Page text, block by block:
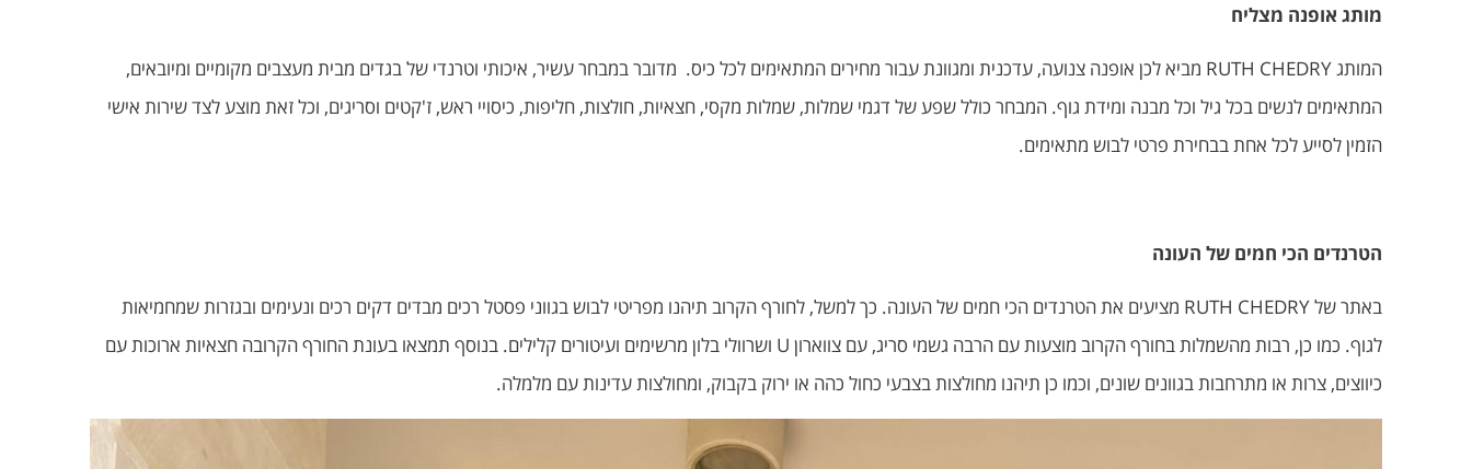
מותג אופנה מצליח
המותג RUTH CHEDRY מביא לכן אופנה צנועה, עדכנית ומגוונת עבור מחירים המתאימים לכל כיס. מדובר במבחר עשיר, איכותי וטרנדי של בגדים מבית מעצבים מקומיים ומיובאים,
המתאימים לנשים בכל גיל וכל מבנה ומידת גוף. המבחר כולל שפע של דגמי שמלות, שמלות מקסי, חצאיות, חולצות, חליפות, כיסויי ראש, ז'קטים וסריגים, וכל זאת מוצע לצד שירות אישי
הזמין לסייע לכל אחת בבחירת פרטי לבוש מתאימים.
הטרנדים הכי חמים של העונה
באתר של RUTH CHEDRY מציעים את הטרנדים הכי חמים של העונה. כך למשל, לחורף הקרוב תיהנו מפריטי לבוש בגווני פסטל רכים מבדים דקים רכים ונעימים ובגזרות שמחמיאות
לגוף. כמו כן, רבות מהשמלות בחורף הקרוב מוצעות עם הרבה גשמי סריג, עם צווארון U ושרוולי בלון מרשימים ועיטורים קלילים. בנוסף תמצאו בעונת החורף הקרובה חצאיות ארוכות עם
כיווצים, צרות או מתרחבות בגוונים שונים, וכמו כן תיהנו מחולצות בצבעי כחול כהה או ירוק בקבוק, ומחולצות עדינות עם מלמלה.